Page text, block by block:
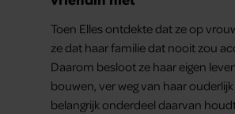
Toen Elles ontdekte dat ze op
ze dat haar familie dat nooit zou
Daarom besloot ze haar eigen
bouwen, ver weg van haar
belangrijk onderdeel daarvan